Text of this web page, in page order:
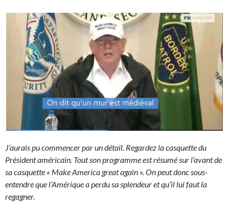
J’aurais pu commencer par un détail. Regardez la casquette du
Président américain. Tout son programme est résumé sur l’avant de
sa casquette « Make America great again ». On peut donc sous-
entendre que l’Amérique a perdu sa splendeur et qu’il lui faut la
regagner.